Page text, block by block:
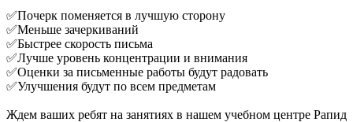
✅Почерк поменяется в лучшую сторону
✅Меньше зачеркиваний
✅Быстрее скорость письма
✅Лучше уровень концентрации и внимания
✅Оценки за письменные работы будут радовать
✅Улучшения будут по всем предметам
Ждем ваших ребят на занятиях в нашем учебном центре Рапид